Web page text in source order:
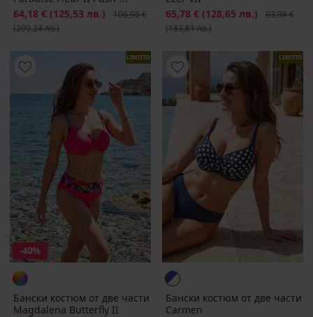
Намаление
64,18 € (125,53 лв.) Първоначална цена
106,98 €
(209,24 лв.)
Намаление
65,78 € (128,65 лв.)
93,98 €
(183,81 лв.)
LIMITED
-40%
Бански костюм от две части
Magdalena Butterfly II
LIMITED
Бански костюм от две части
Carmen